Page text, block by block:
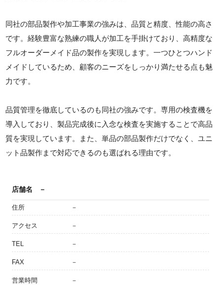
同社の部品製作や加工事業の強みは、品質と精度、性能の高さ
です。経験豊富な熟練の職人が加工を手掛けており、高精度な
フルオーダーメイド品の製作を実現します。一つひとつハンド
メイドしているため、顧客のニーズをしっかり満たせる点も魅
力です。
品質管理を徹底しているのも同社の強みです。専用の検査機を
導入しており、製品完成後に入念な検査を実施することで高品
質を実現しています。また、単品の部品製作だけでなく、ユニ
ット品製作まで対応できるのも選ばれる理由です。
店舗名 －
住所 －
アクセス －
TEL －
FAX －
営業時間 －